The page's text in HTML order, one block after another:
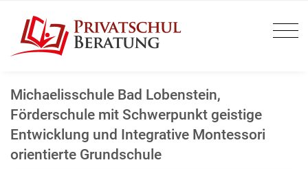
Michaelisschule Bad Lobenstein,
Förderschule mit Schwerpunkt geistige
Entwicklung und Integrative Montessori
orientierte Grundschule